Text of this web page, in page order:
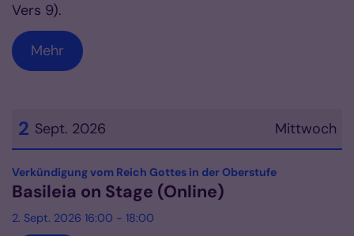
Vers 9).
Mehr
Mittwoch
2 Sept. 2026
Datum: 2. September 2026
Verkündigung vom Reich Gottes in der Oberstufe:
Basileia on Stage (Online)
2. Sept. 2026 16:00 - 18:00